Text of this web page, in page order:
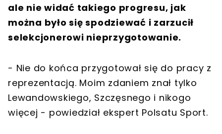
ale nie widać takiego progresu, jak
można było się spodziewać i zarzucił
selekcjonerowi nieprzygotowanie.
- Nie do końca przygotował się do pracy z
reprezentacją. Moim zdaniem znał tylko
Lewandowskiego, Szczęsnego i nikogo
więcej - powiedział ekspert Polsatu Sport.